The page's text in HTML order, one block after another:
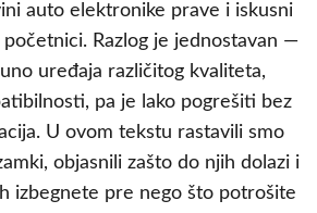
auto elektronike prave i iskusni
početnici. Razlog je jednostavan —
uređaja različitog kvaliteta,
pa je lako pogrešiti bez
U ovom tekstu rastavili smo
objasnili zašto do njih dolazi i
izbegnete pre nego što potrošite